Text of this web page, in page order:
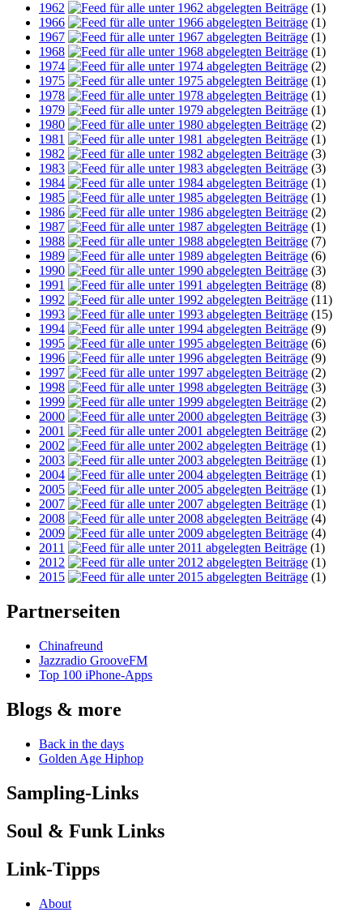
1962
(1)
1966
(1)
1967
(1)
1968
(1)
1974
(2)
1975
(1)
1978
(1)
1979
(1)
1980
(2)
1981
(1)
1982
(3)
1983
(3)
1984
(1)
1985
(1)
1986
(2)
1987
(1)
1988
(7)
1989
(6)
1990
(3)
1991
(8)
1992
(11)
1993
(15)
1994
(9)
1995
(6)
1996
(9)
1997
(2)
1998
(3)
1999
(2)
2000
(3)
2001
(2)
2002
(1)
2003
(1)
2004
(1)
2005
(1)
2007
(1)
2008
(4)
2009
(4)
2011
(1)
2012
(1)
2015
(1)
Partnerseiten
Chinafreund
Jazzradio GrooveFM
Top 100 iPhone-Apps
Blogs & more
Back in the days
Golden Age Hiphop
Sampling-Links
Soul & Funk Links
Link-Tipps
About